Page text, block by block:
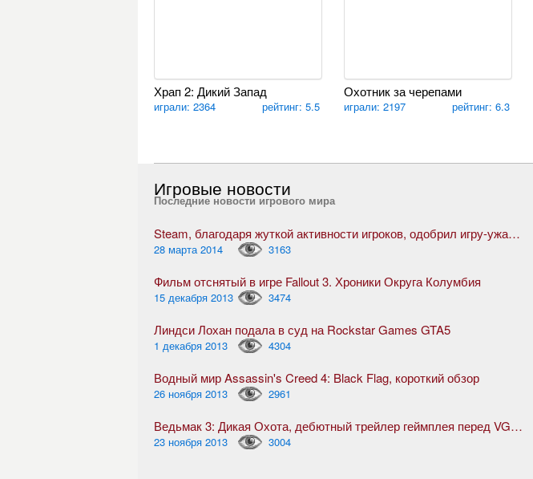
Храп 2: Дикий Запад
играли: 2364 рейтинг: 5.5
Охотник за черепами
играли: 2197 рейтинг: 6.3
Игровые новости
Последние новости игрового мира
Steam, благодаря жуткой активности игроков, одобрил игру-ужасник The Forest
28 марта 2014 3163
Фильм отснятый в игре Fallout 3. Хроники Округа Колумбия
15 декабря 2013 3474
Линдси Лохан подала в суд на Rockstar Games GTA5
1 декабря 2013 4304
Водный мир Assassin's Creed 4: Black Flag, короткий обзор
26 ноября 2013 2961
Ведьмак 3: Дикая Охота, дебютный трейлер геймплея перед VGX 2013
23 ноября 2013 3004